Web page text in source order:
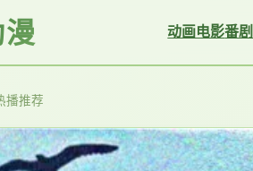
动画电影番剧
播推荐